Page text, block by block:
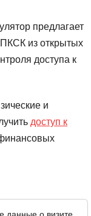
предлагает
ПКСК из открытых
доступа к
и
доступ к